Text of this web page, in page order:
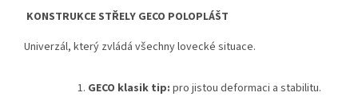
KONSTRUKCE STŘELY GECO POLOPLÁŠT
Univerzál, který zvládá všechny lovecké situace.
GECO klasik tip: pro jistou deformaci a stabilitu.